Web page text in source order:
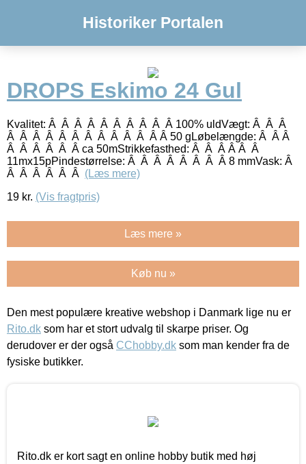
Historiker Portalen
DROPS Eskimo 24 Gul
Kvalitet: Â Â Â Â Â Â Â Â Â Â 100% uldVægt: Â Â Â
Â Â Â Â Â Â Â Â Â Â Â Â Â 50 gLøbelængde: Â Â Â
Â Â Â Â Â Â ca 50mStrikkefasthed: Â Â Â Â Â Â
11mx15pPindestørrelse: Â Â Â Â Â Â Â Â 8 mmVask: Â
Â Â Â Â Â Â (Læs mere)
19 kr. (Vis fragtpris)
Læs mere »
Køb nu »
Den mest populære kreative webshop i Danmark lige nu er
Rito.dk som har et stort udvalg til skarpe priser. Og
derudover er der også CChobby.dk som man kender fra de
fysiske butikker.
Rito.dk er kort sagt en online hobby butik med høj